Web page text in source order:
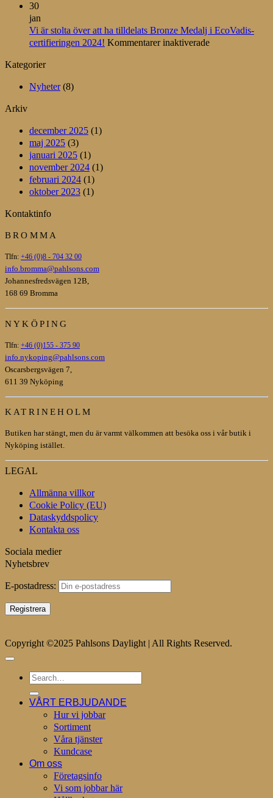
när
den
30
jan
Vi är stolta över att ha tilldelats Bronze Medalj i EcoVadis-
certifieringen 2024! Kommentarer inaktiveradeför
Kategorier
Nyheter(8)
Arkiv
december 2025 (1)
maj 2025 (3)
januari 2025 (1)
november 2024 (1)
februari 2024 (1)
oktober 2023 (1)
Kontaktinfo
BROMMA
Tlfn: +46 (0)8 - 704 32 00
info.bromma@pahlsons.com
Johannesfredsvägen 12B,
168 69 Bromma
NYKÖPING
Tlfn: +46 (0)155 - 375 90
info.nykoping@pahlsons.com
Oscarsbergsvägen 7,
611 39 Nyköping
KATRINEHOLM
Butiken har stängt, men du är varmt välkommen att besöka oss i vår butik i
Nyköping istället.
LEGAL
Allmänna villkor
Cookie Policy (EU)
Dataskyddspolicy
Kontakta oss
Sociala medier
Nyhetsbrev
E-postadress:
Copyright ©2025 Pahlsons Daylight | All Rights Reserved.
VÅRT ERBJUDANDE
Hur vi jobbar
Sortiment
Våra tjänster
Kundcase
Om oss
Företagsinfo
Vi som jobbar här